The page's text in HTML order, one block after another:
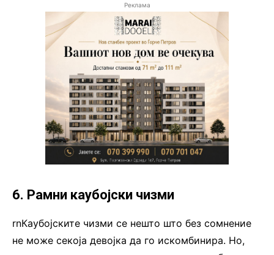
Реклама
6. Рамни каубојски чизми
rnКаубојските чизми се нешто што без сомнение
не може секоја девојка да го искомбинира. Но,